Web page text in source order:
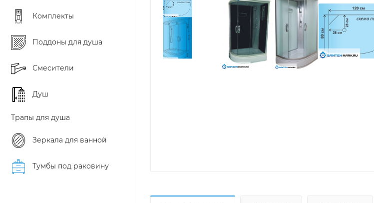
Комплекты
Поддоны для душа
Смесители
Душ
Трапы для душа
Зеркала для ванной
Тумбы под раковину